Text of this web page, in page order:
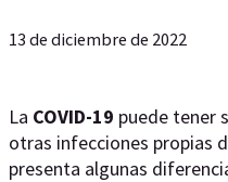
13 de diciembre de 2022
La COVID-19 puede tener
otras infecciones propias
presenta algunas